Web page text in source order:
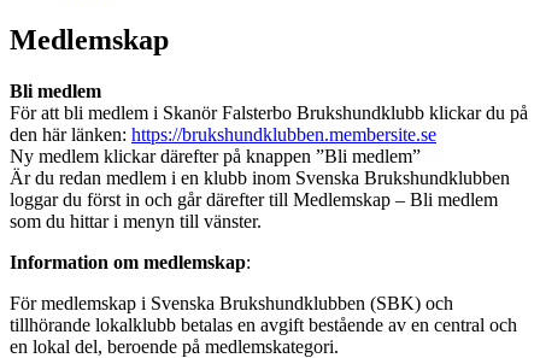
Medlemskap
Bli medlem
För att bli medlem i Skanör Falsterbo Brukshundklubb klickar du på
den här länken: https://brukshundklubben.membersite.se
Ny medlem klickar därefter på knappen ”Bli medlem”
Är du redan medlem i en klubb inom Svenska Brukshundklubben
loggar du först in och går därefter till Medlemskap – Bli medlem
som du hittar i menyn till vänster.
Information om medlemskap:
För medlemskap i Svenska Brukshundklubben (SBK) och
tillhörande lokalklubb betalas en avgift bestående av en central och
en lokal del, beroende på medlemskategori.